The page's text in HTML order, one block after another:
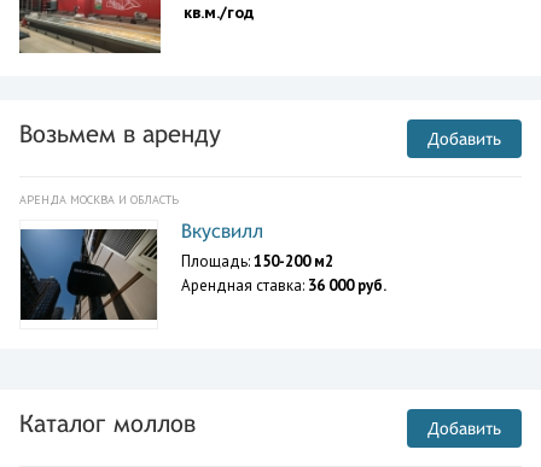
кв.м./год
Возьмем в аренду Добавить
АРЕНДА МОСКВА И ОБЛАСТЬ
Вкусвилл
Площадь:150-200 м2
Арендная ставка: 36 000 руб.
Каталог моллов Добавить